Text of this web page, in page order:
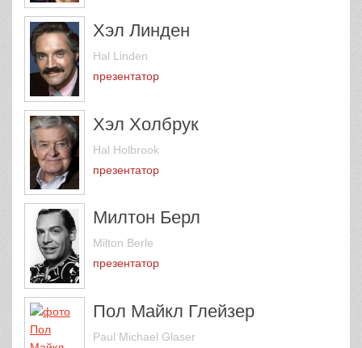
Хэл Линден
Hal Linden
презентатор
Хэл Холбрук
Hal Holbrook
презентатор
Милтон Берл
Milton Berle
презентатор
Пол Майкл Глейзер
Paul Michael Glaser